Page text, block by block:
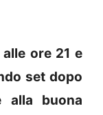
ore 21 e
set dopo
alla buona